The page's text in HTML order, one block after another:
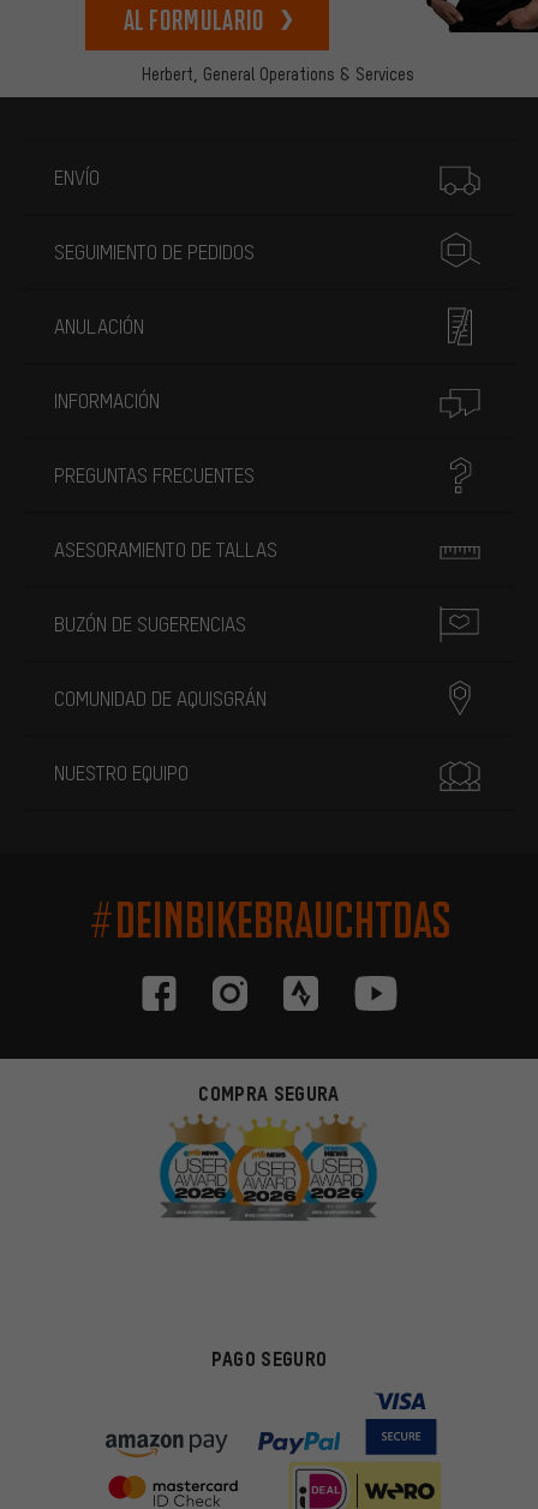
Herbert, General Operations & Services
Al formulario
ENVÍO
SEGUIMIENTO DE PEDIDOS
ANULACIÓN
INFORMACIÓN
PREGUNTAS FRECUENTES
ASESORAMIENTO DE TALLAS
BUZÓN DE SUGERENCIAS
COMUNIDAD DE AQUISGRÁN
NUESTRO EQUIPO
#DEINBIKEBRAUCHTDAS
COMPRA SEGURA
PAGO SEGURO